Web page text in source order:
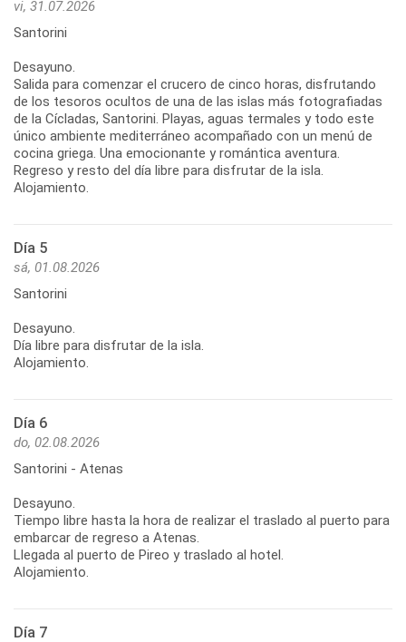
vi, 31.07.2026
Santorini
Desayuno.
Salida para comenzar el crucero de cinco horas, disfrutando
de los tesoros ocultos de una de las islas más fotografiadas
de la Cícladas, Santorini. Playas, aguas termales y todo este
único ambiente mediterráneo acompañado con un menú de
cocina griega. Una emocionante y romántica aventura.
Regreso y resto del día libre para disfrutar de la isla.
Alojamiento.
Día 5
sá, 01.08.2026
Santorini
Desayuno.
Día libre para disfrutar de la isla.
Alojamiento.
Día 6
do, 02.08.2026
Santorini - Atenas
Desayuno.
Tiempo libre hasta la hora de realizar el traslado al puerto para
embarcar de regreso a Atenas.
Llegada al puerto de Pireo y traslado al hotel.
Alojamiento.
Día 7